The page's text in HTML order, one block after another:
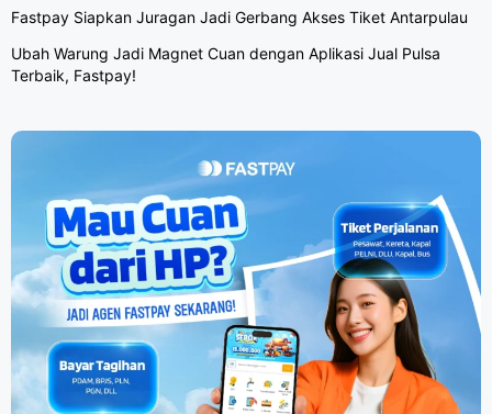
Fastpay Siapkan Juragan Jadi Gerbang Akses Tiket Antarpulau
Ubah Warung Jadi Magnet Cuan dengan Aplikasi Jual Pulsa
Terbaik, Fastpay!